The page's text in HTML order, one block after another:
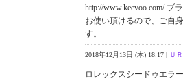
http://www.keevoo.com/
お使い頂けるので、ご自
す。
2018年12月13日 (木) 18:17 | Ｕ
ロレックスシードゥエラ